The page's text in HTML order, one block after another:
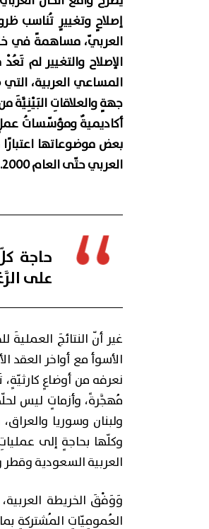
إصلاحٍ وتغييرٍ تُناسب
العربيّ، مساهمةً في
الإصلاح والتغيير لم
المساعي العربية،
جهةٍ والعلاقاتِ
أكاديميةٌ ومؤسّساتُ عملٍ
العربي حتّى العام 2000.
حاجة
على
غير أنّ النتائجَ
الأسوأ مع أواخر العقد
نعرفه من أوضاعٍ
مُهجَّرةً، وأزماتٍ ليس
ولبنان وسوريا
وكلّها بحاجةٍ إلى
العربية السعودية وقطر
وَوَفْقَ الخريطة
العُمومِيّاتِ المُشتركةِ